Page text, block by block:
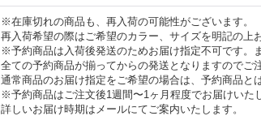
※在庫切れの商品も、再入荷の可能性がございます。
再入荷希望の際はご希望のカラー、サイズを明記の上
※予約商品は入荷後発送のためお届け指定不可です。
全ての予約商品が揃ってからの発送となりますのでご
通常商品のお届け指定をご希望の場合は、予約商品と
※予約商品はご注文後1週間〜1ヶ月程度でお届けいた
詳しいお届け時期はメールにてご案内いたします。